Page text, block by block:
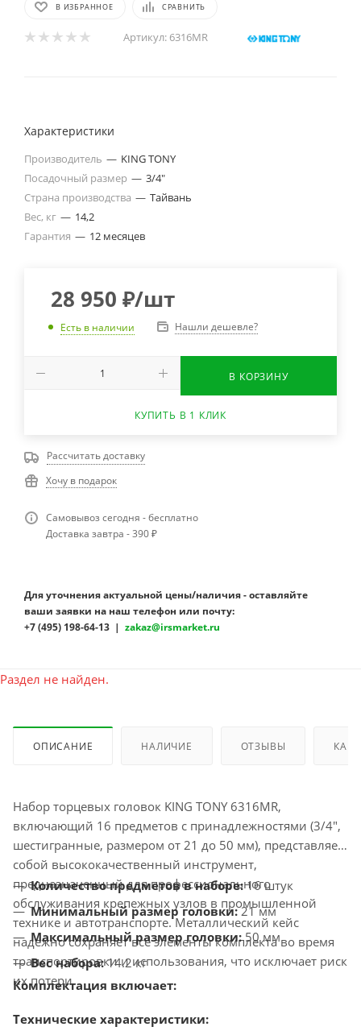
В ИЗБРАННОЕ СРАВНИТЬ
Артикул: 6316MR
Характеристики
Производитель — KING TONY
Посадочный размер — 3/4"
Страна производства — Тайвань
Вес, кг — 14,2
Гарантия — 12 месяцев
28 950 ₽/шт
Есть в наличии Нашли дешевле?
В КОРЗИНУ
КУПИТЬ В 1 КЛИК
Рассчитать доставку
Хочу в подарок
Самовывоз сегодня - бесплатно
Доставка завтра - 390 ₽
Для уточнения актуальной цены/наличия - оставляйте
ваши заявки на наш телефон или почту:
+7 (495) 198-64-13 | zakaz@irsmarket.ru
Раздел не найден.
ОПИСАНИЕ НАЛИЧИЕ ОТЗЫВЫ КАК
Набор торцевых головок KING TONY 6316MR,
включающий 16 предметов с принадлежностями (3/4",
шестигранные, размером от 21 до 50 мм), представляет
собой высококачественный инструмент,
предназначенный для профессионального
обслуживания крепежных узлов в промышленной
технике и автотранспорте. Металлический кейс
надежно сохраняет все элементы комплекта во время
транспортировки и использования, что исключает риск
их потери.
Технические характеристики:
Количество предметов в наборе:16 штук
Минимальный размер головки:21 мм
Максимальный размер головки:50 мм
Вес набора:14.2 кг
Комплектация включает: